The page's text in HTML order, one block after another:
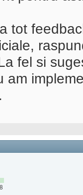
tot
fel si
am